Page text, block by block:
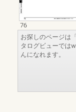
76
お探しのページは
タログビューでは
んになれます。